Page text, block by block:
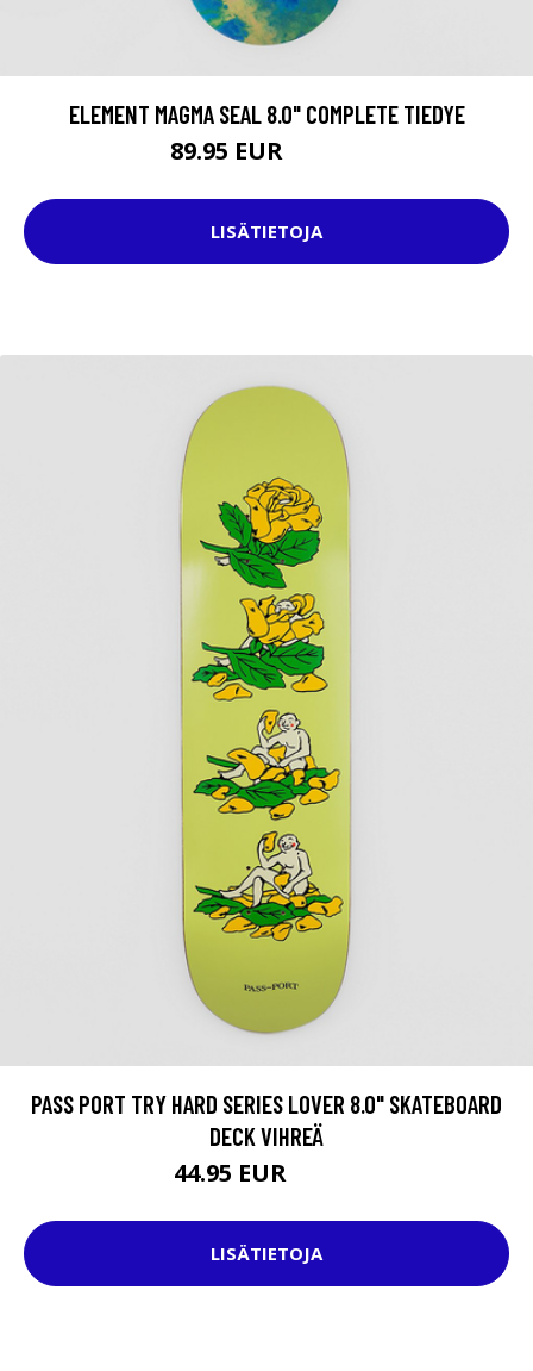
ELEMENT MAGMA SEAL 8.0" COMPLETE TIEDYE
89.95 EUR
LISÄTIETOJA
PASS PORT TRY HARD SERIES LOVER 8.0" SKATEBOARD
DECK VIHREÄ
44.95 EUR
LISÄTIETOJA